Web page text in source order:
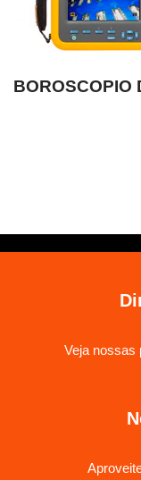
BOROSCOPIO
Veja nossas